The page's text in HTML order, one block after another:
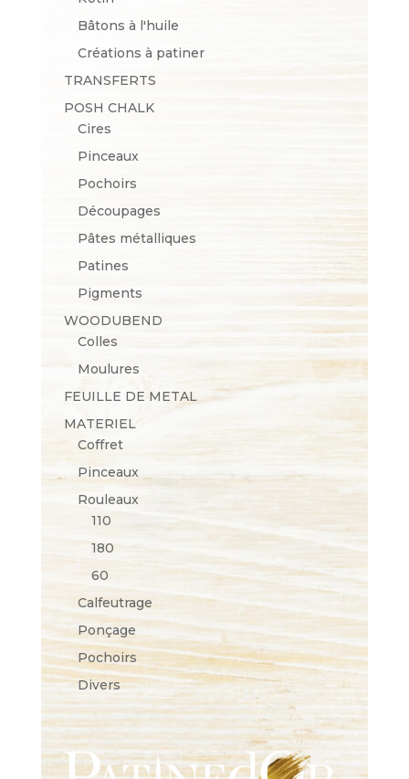
Bâtons à l'huile
Créations à patiner
TRANSFERTS
POSH CHALK
Cires
Pinceaux
Pochoirs
Découpages
Pâtes métalliques
Patines
Pigments
WOODUBEND
Colles
Moulures
FEUILLE DE METAL
MATERIEL
Coffret
Pinceaux
Rouleaux
110
180
60
Calfeutrage
Ponçage
Pochoirs
Divers